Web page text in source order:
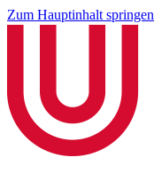
Zum Hauptinhalt springen